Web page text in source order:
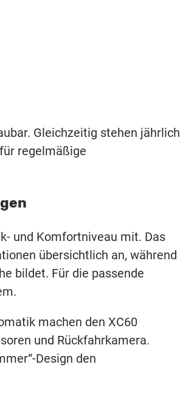
Gleichzeitig stehen jährlich
regelmäßige
und Komfortniveau mit. Das
übersichtlich an, während
bildet. Für die passende
machen den XC60
und Rückfahrkamera.
Design den